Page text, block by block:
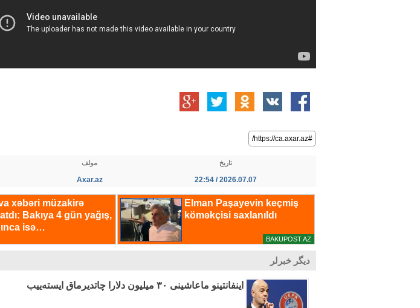
#https://ca.axar.az/
تاریخ
2026.07.07 / 22:54
مولف
Axar.az
دیگر خبرلر
اینفانتینو ماعاشینی ۳۰ میلیون دلارا چاتدیرماق ایسته‌ییب